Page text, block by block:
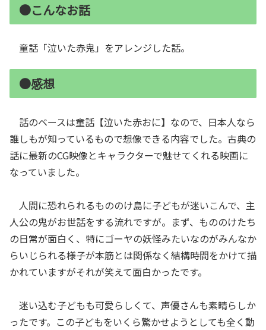
●こんなお話
童話「泣いた赤鬼」をアレンジした話。
●感想
話のベースは童話【泣いた赤おに】なので、日本人なら
誰しもが知っているもので想像できる内容でした。古典の
話に最新のCG映像とキャラクターで魅せてくれる映画に
なっていました。
人間に恐れられるもののけ島に子どもが迷いこんで、主
人公の鬼がお世話をする流れですが。まず、もののけたち
の日常が面白く、特にゴーヤの妖怪みたいなのがみんなか
らいじられる様子が本筋とは関係なく結構時間をかけて描
かれていますがそれが笑えて面白かったです。
迷い込む子どもも可愛らしくて、声優さんも素晴らしか
ったです。この子どもをいくら驚かせようとしても全く動